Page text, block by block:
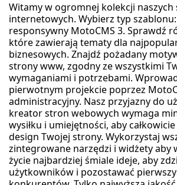
Witamy w ogromnej kolekcji naszych
internetowych. Wybierz typ
responsywny MotoCMS 3. Sprawdź
które zawierają tematy dla
biznesowych. Znajdź pożadany
strony www, zgodny ze wszystkimi
wymaganiami i potrzebami.
pierwotnym projekcie poprzez
administracyjny. Nasz przyjazny do
kreator stron webowych wymaga
wysiłku i umiejętności, aby
design Twojej strony. Wykorzystaj
zintegrowane narzędzi i widżety aby
życie najbardziej śmiale ideje, aby
użytkowników i pozostawać